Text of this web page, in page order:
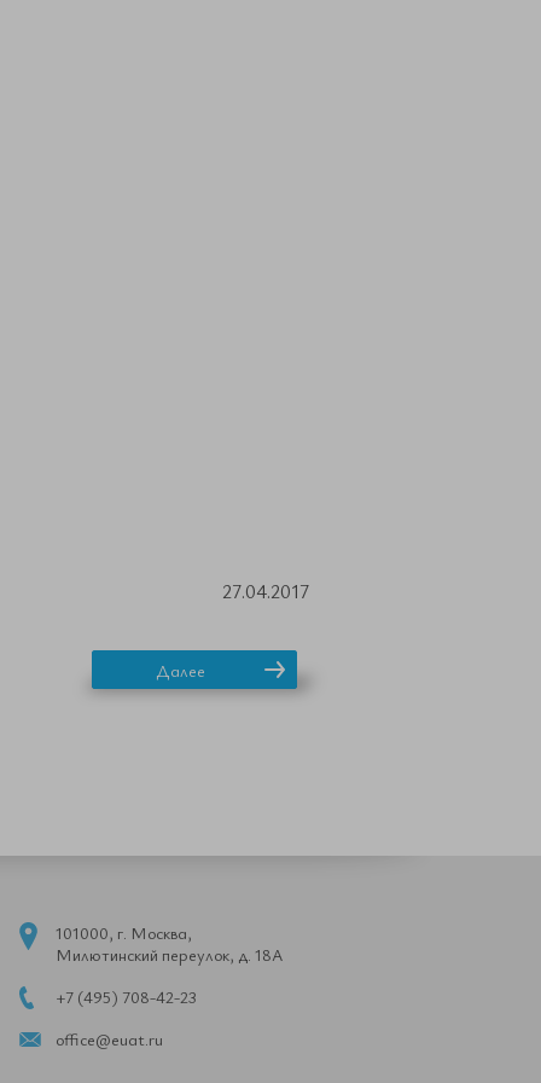
27.04.2017
Далее
101000, г. Москва,
Милютинский переулок, д. 18А
+7 (495) 708-42-23
office@euat.ru